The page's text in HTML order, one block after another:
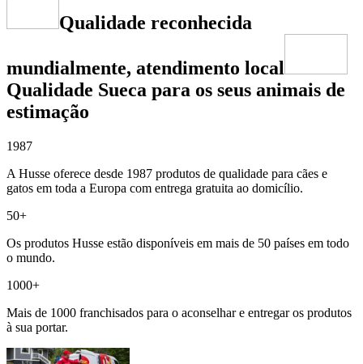
Qualidade reconhecida
mundialmente, atendimento local
Qualidade Sueca para os seus animais de
estimação
1987
A Husse oferece desde 1987 produtos de qualidade para cães e
gatos em toda a Europa com entrega gratuita ao domicílio.
50+
Os produtos Husse estão disponíveis em mais de 50 países em todo
o mundo.
1000+
Mais de 1000 franchisados para o aconselhar e entregar os produtos
à sua portar.